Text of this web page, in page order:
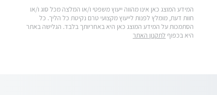
המידע המוצג כאן אינו מהווה ייעוץ משפטי ו/או המלצה מכל סוג ו/או
חוות דעת, מומלץ לפנות לייעוץ מקצועי טרם נקיטת כל הליך. כל
הסתמכות על המידע המוצג כאן היא באחריותך בלבד. הגלישה באתר
היא בכפוף לתקנון האתר